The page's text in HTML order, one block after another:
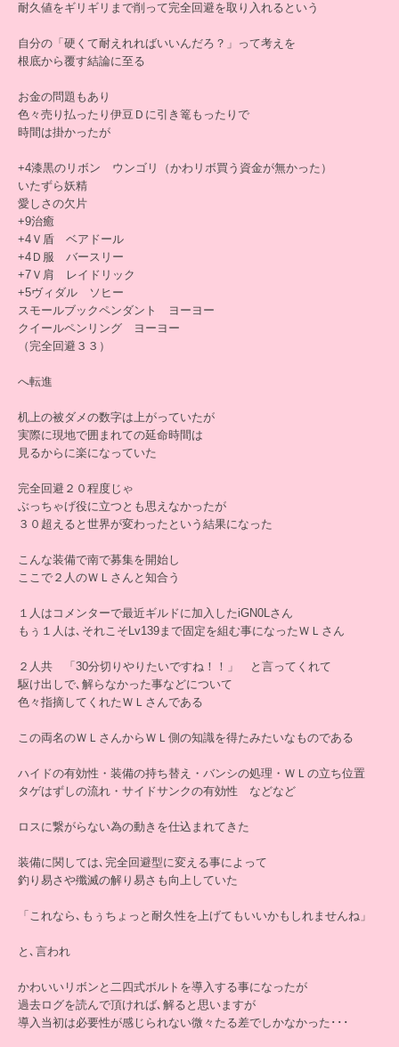
耐久値をギリギリまで削って完全回避を取り入れるという
自分の「硬くて耐えれればいいんだろ？」って考えを
根底から覆す結論に至る
お金の問題もあり
色々売り払ったり伊豆Ｄに引き篭もったりで
時間は掛かったが
+4漆黒のリボン ウンゴリ（かわリボ買う資金が無かった）
いたずら妖精
愛しさの欠片
+9治癒
+4Ｖ盾 ベアドール
+4Ｄ服 バースリー
+7Ｖ肩 レイドリック
+5ヴィダル ソヒー
スモールブックペンダント ヨーヨー
クイールペンリング ヨーヨー
（完全回避３３）
へ転進
机上の被ダメの数字は上がっていたが
実際に現地で囲まれての延命時間は
見るからに楽になっていた
完全回避２０程度じゃ
ぶっちゃげ役に立つとも思えなかったが
３０超えると世界が変わったという結果になった
こんな装備で南で募集を開始し
ここで２人のＷＬさんと知合う
１人はコメンターで最近ギルドに加入したiGN0Lさん
もぅ１人は､それこそLv139まで固定を組む事になったＷＬさん
２人共 「30分切りやりたいですね！！」 と言ってくれて
駆け出しで､解らなかった事などについて
色々指摘してくれたＷＬさんである
この両名のＷＬさんからＷＬ側の知識を得たみたいなものである
ハイドの有効性・装備の持ち替え・バンシの処理・ＷＬの立ち位置
タゲはずしの流れ・サイドサンクの有効性 などなど
ロスに繋がらない為の動きを仕込まれてきた
装備に関しては､完全回避型に変える事によって
釣り易さや殲滅の解り易さも向上していた
「これなら､もぅちょっと耐久性を上げてもいいかもしれませんね」
と､言われ
かわいいリボンと二四式ボルトを導入する事になったが
過去ログを読んで頂ければ､解ると思いますが
導入当初は必要性が感じられない微々たる差でしかなかった･･･